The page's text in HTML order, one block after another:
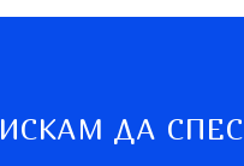
ИСКАМ ДА